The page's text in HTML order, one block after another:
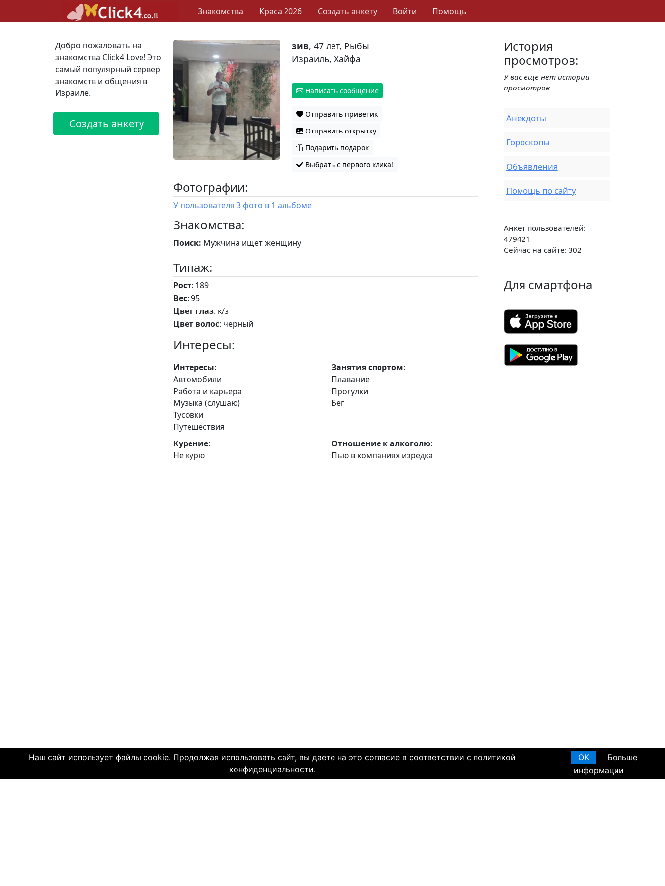
Наш сайт использует файлы cookie. Продолжая использовать сайт, вы даете на это согласие в соответствии с политикой
конфиденциальности.
OK
Больше
информации
Знакомства Краса 2026 Создать анкету Войти Помощь
Добро пожаловать на
знакомства Click4 Love! Это
самый популярный сервер
знакомств и общения в
Израиле.
Создать анкету
зив, 47 лет, Рыбы
Израиль, Хайфа
Написать сообщение
Отправить приветик
Отправить открытку
Подарить подарок
Выбрать с первого клика!
Фотографии:
У пользователя 3 фото в 1 альбоме
Знакомства:
Поиск: Мужчина ищет женщину
Типаж:
Рост: 189
Вес: 95
Цвет глаз: к/з
Цвет волос: черный
Интересы:
Интересы:
Автомобили
Работа и карьера
Музыка (слушаю)
Тусовки
Путешествия
Занятия спортом:
Плавание
Прогулки
Бег
Курение:
Не курю
Отношение к алкоголю:
Пью в компаниях изредка
История
просмотров:
У вас еще нет истории
просмотров
Анекдоты
Гороскопы
Объявления
Помощь по сайту
Анкет пользователей:
479421
Сейчас на сайте: 302
Для смартфона